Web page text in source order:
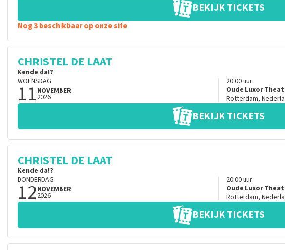
BEKIJK TICKETS
Nog 3 beschikbaar op onze site
CHRISTEL DE LAAT
Kende da!?
WOENSDAG
11 NOVEMBER
2026
20:00uur
Oude Luxor
Rotterdam,
BEKIJK TICKETS
CHRISTEL DE LAAT
Kende da!?
DONDERDAG
12NOVEMBER
2026
20:00uur
Oude Luxor
Rotterdam,
BEKIJK TICKETS